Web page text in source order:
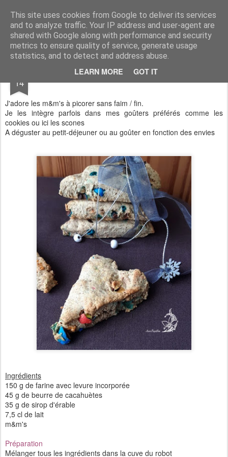
This site uses cookies from Google to deliver its services
and to analyze traffic. Your IP address and user-agent are
shared with Google along with performance and security
metrics to ensure quality of service, generate usage
statistics, and to detect and address abuse.
LEARN MORE GOT IT
Aux papilles by Virginie
14 Scones Choco / M&m"s
J'adore les m&m's à picorer sans faim / fin.
Je les intègre parfois dans mes goûters préférés comme les
cookies ou ici les scones
A déguster au petit-déjeuner ou au goûter en fonction des envies
Ingrédients
150 g de farine avec levure incorporée
45 g de beurre de cacahuètes
35 g de sirop d'érable
7,5 cl de lait
m&m's
Préparation
Mélanger tous les ingrédients dans la cuve du robot